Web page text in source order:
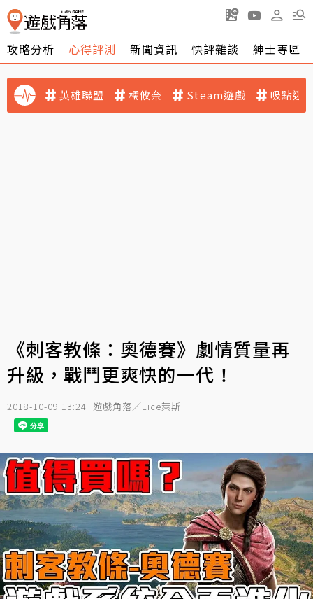
攻略分析 心得評測 新聞資訊 快評雜談 紳士專區
英雄聯盟 橘攸奈 Steam遊戲 吸點迷
《刺客教條：奧德賽》劇情質量再
升級，戰鬥更爽快的一代！
2018-10-09 13:24 遊戲角落／Lice萊斯